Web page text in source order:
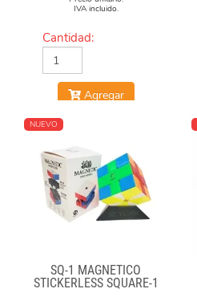
IVA incluido.
Cantidad:
Agregar
NUEVO
SQ-1 MAGNÉTICO
STICKERLESS SQUARE-1